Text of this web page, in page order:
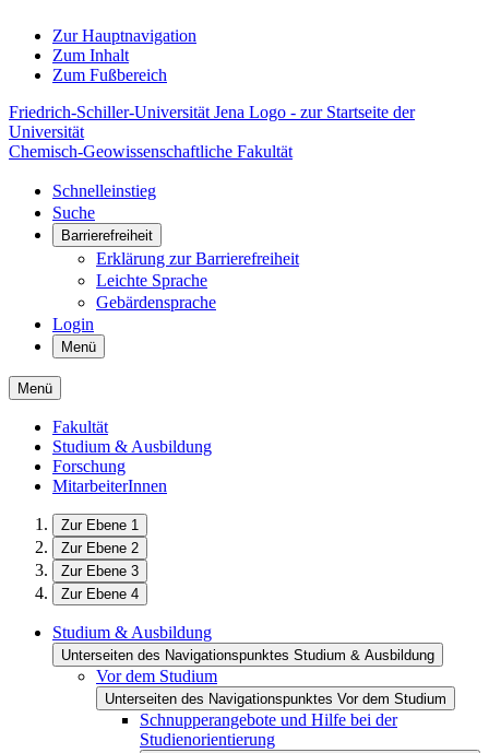
Zur Hauptnavigation
Zum Inhalt
Zum Fußbereich
Friedrich-Schiller-Universität Jena Logo - zur Startseite der
Universität
Chemisch-Geowissenschaftliche Fakultät
Schnelleinstieg
Suche
Barrierefreiheit
Erklärung zur Barrierefreiheit
Leichte Sprache
Gebärdensprache
Login
Menü
Menü
Fakultät
Studium & Ausbildung
Forschung
MitarbeiterInnen
Zur Ebene 1
Zur Ebene 2
Zur Ebene 3
Zur Ebene 4
Studium & Ausbildung
Unterseiten des Navigationspunktes Studium & Ausbildung
Vor dem Studium
Unterseiten des Navigationspunktes Vor dem Studium
Schnupperangebote und Hilfe bei der
Studienorientierung